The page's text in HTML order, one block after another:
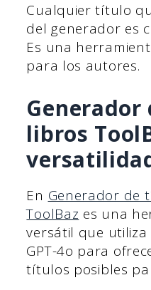
Cualquier título
del generador es
Es una
para los autores.
libros
En Generador de
ToolBaz es una
versátil que
GPT-4o para
títulos posibles